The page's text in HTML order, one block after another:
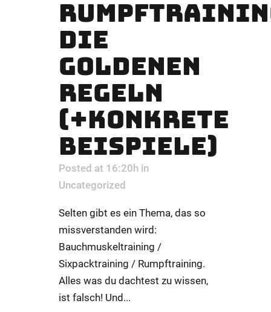
DIE
GOLDENEN
REGELN
(+KONKRETE
BEISPIELE)
Posted at 16:20h in
Uncategorized
Selten gibt es ein Thema, das so
missverstanden wird:
Bauchmuskeltraining /
Sixpacktraining / Rumpftraining.
Alles was du dachtest zu wissen,
ist falsch! Und...